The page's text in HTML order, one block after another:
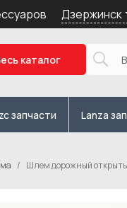
Дзержинск
каталог
запчасти Lanza
Шлем дорожный